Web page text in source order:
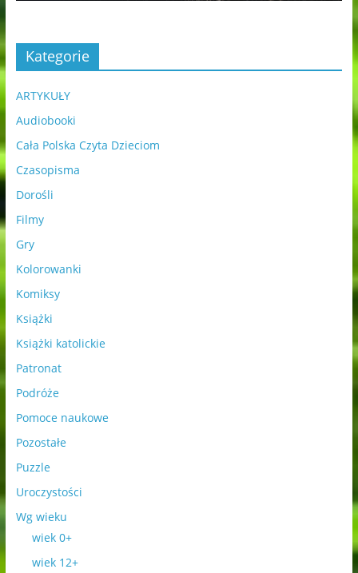
Kategorie
ARTYKUŁY
Audiobooki
Cała Polska Czyta Dzieciom
Czasopisma
Dorośli
Filmy
Gry
Kolorowanki
Komiksy
Książki
Książki katolickie
Patronat
Podróże
Pomoce naukowe
Pozostałe
Puzzle
Uroczystości
Wg wieku
wiek 0+
wiek 12+